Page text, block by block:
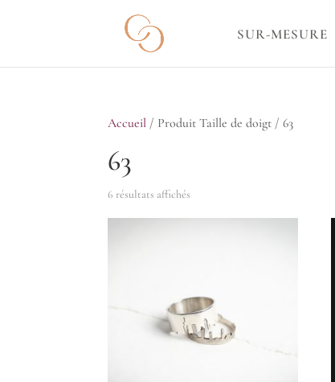
SUR-MESURE
Accueil / Produit Taille de doigt / 63
63
6 résultats affichés
du
plus
ancien